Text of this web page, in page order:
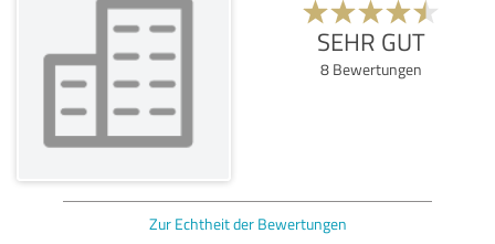
SEHR GUT
8 Bewertungen
Zur Echtheit der Bewertungen